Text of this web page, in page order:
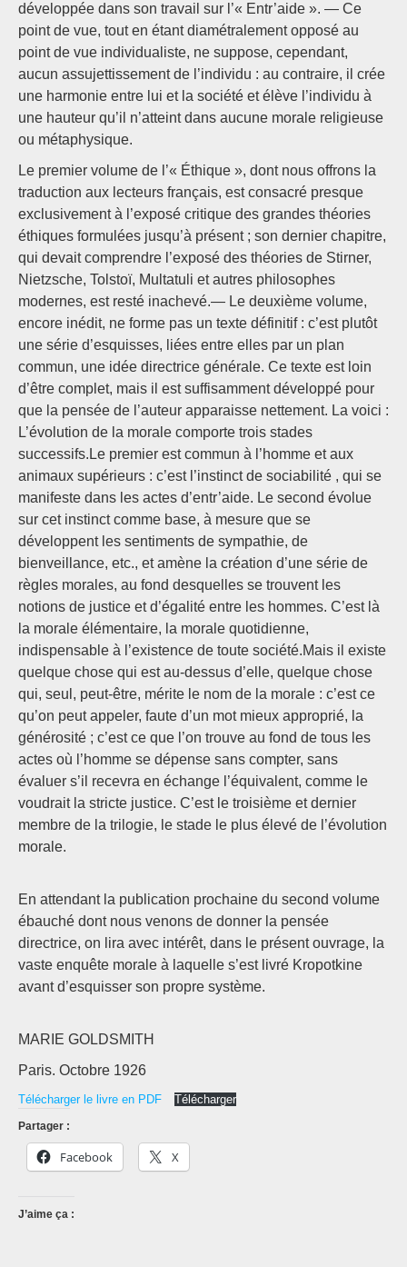
développée dans son travail sur l’« Entr’aide ». — Ce
point de vue, tout en étant diamétralement opposé au
point de vue individualiste, ne suppose, cependant,
aucun assujettissement de l’individu : au contraire, il crée
une harmonie entre lui et la société et élève l’individu à
une hauteur qu’il n’atteint dans aucune morale religieuse
ou métaphysique.
Le premier volume de l’« Éthique », dont nous offrons la
traduction aux lecteurs français, est consacré presque
exclusivement à l’exposé critique des grandes théories
éthiques formulées jusqu’à présent ; son dernier chapitre,
qui devait comprendre l’exposé des théories de Stirner,
Nietzsche, Tolstoï, Multatuli et autres philosophes
modernes, est resté inachevé.— Le deuxième volume,
encore inédit, ne forme pas un texte définitif : c’est plutôt
une série d’esquisses, liées entre elles par un plan
commun, une idée directrice générale. Ce texte est loin
d’être complet, mais il est suffisamment développé pour
que la pensée de l’auteur apparaisse nettement. La voici :
L’évolution de la morale comporte trois stades
successifs.Le premier est commun à l’homme et aux
animaux supérieurs : c’est l’instinct de sociabilité , qui se
manifeste dans les actes d’entr’aide. Le second évolue
sur cet instinct comme base, à mesure que se
développent les sentiments de sympathie, de
bienveillance, etc., et amène la création d’une série de
règles morales, au fond desquelles se trouvent les
notions de justice et d’égalité entre les hommes. C’est là
la morale élémentaire, la morale quotidienne,
indispensable à l’existence de toute société.Mais il existe
quelque chose qui est au-dessus d’elle, quelque chose
qui, seul, peut-être, mérite le nom de la morale : c’est ce
qu’on peut appeler, faute d’un mot mieux approprié, la
générosité ; c’est ce que l’on trouve au fond de tous les
actes où l’homme se dépense sans compter, sans
évaluer s’il recevra en échange l’équivalent, comme le
voudrait la stricte justice. C’est le troisième et dernier
membre de la trilogie, le stade le plus élevé de l’évolution
morale.
En attendant la publication prochaine du second volume
ébauché dont nous venons de donner la pensée
directrice, on lira avec intérêt, dans le présent ouvrage, la
vaste enquête morale à laquelle s’est livré Kropotkine
avant d’esquisser son propre système.
MARIE GOLDSMITH
Paris. Octobre 1926
Télécharger le livre en PDF Télécharger
Partager :
Facebook X
J’aime ça :